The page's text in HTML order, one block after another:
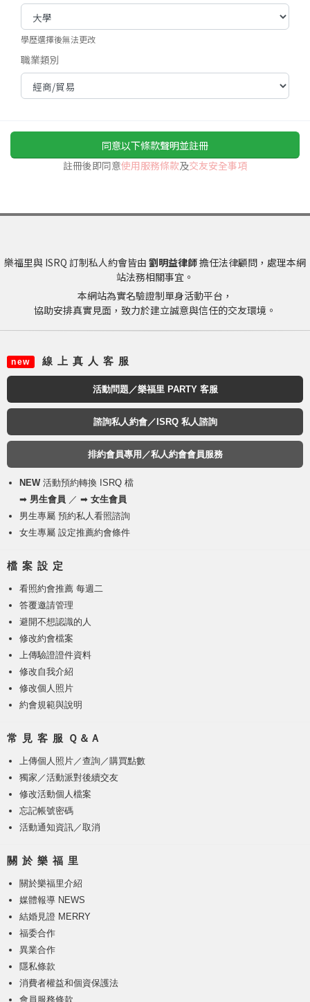
學歷選擇後無法更改
職業類別
同意以下條款聲明並註冊
註冊後即同意使用服務條款及交友安全事項
樂福里與 ISRQ 訂制私人約會皆由 劉明益律師擔任法律顧問，處理本網
站法務相關事宜。
本網站為實名驗證制單身活動平台，
協助安排真實見面，致力於建立誠意與信任的交友環境。
new 線 上 真 人 客 服
活動問題／樂福里 PARTY 客服
諮詢私人約會／ISRQ 私人諮詢
排約會員專用／私人約會會員服務
NEW活動預約轉換 ISRQ 檔
➡ 男生會員 ／ ➡ 女生會員
男生專屬 預約私人看照諮詢
女生專屬 設定推薦約會條件
檔 案 設 定
看照約會推薦 每週二
答覆邀請管理
避開不想認識的人
修改約會檔案
上傳驗證證件資料
修改自我介紹
修改個人照片
約會規範與說明
常 見 客 服 Ｑ＆Ａ
上傳個人照片／查詢／購買點數
獨家／活動派對後續交友
修改活動個人檔案
忘記帳號密碼
活動通知資訊／取消
關 於 樂 福 里
關於樂福里介紹
媒體報導 NEWS
結婚見證 MERRY
福委合作
異業合作
隱私條款
消費者權益和個資保護法
會員服務條款